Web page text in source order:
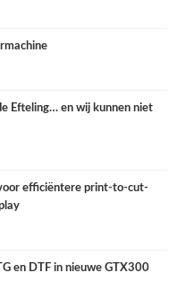
Efteling… en wij kunnen niet
efficiëntere print-to-cut-
en DTF in nieuwe GTX300